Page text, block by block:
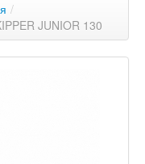
/
JUNIOR 130